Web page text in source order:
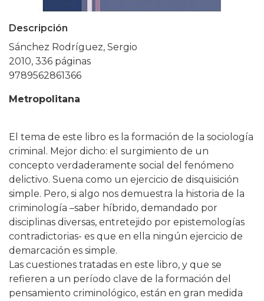
Descripción
Sánchez Rodríguez, Sergio
2010, 336 páginas
9789562861366
Metropolitana
El tema de este libro es la formación de la sociología
criminal. Mejor dicho: el surgimiento de un
concepto verdaderamente social del fenómeno
delictivo. Suena como un ejercicio de disquisición
simple. Pero, si algo nos demuestra la historia de la
criminología –saber híbrido, demandado por
disciplinas diversas, entretejido por epistemologías
contradictorias- es que en ella ningún ejercicio de
demarcación es simple.
Las cuestiones tratadas en este libro, y que se
refieren a un período clave de la formación del
pensamiento criminológico, están en gran medida